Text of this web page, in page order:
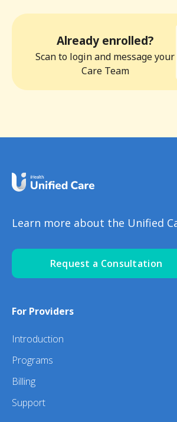
Already enrolled?
Scan to login and message your
Care Team
Learn more about the Unified
Request a Consultation
For Providers
Introduction
Programs
Billing
Support